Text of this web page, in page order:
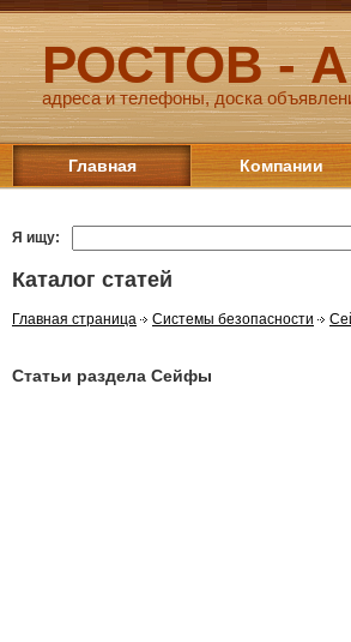
РОСТОВ -
адреса и телефоны, доска
Главная Компании
Я ищу:
Каталог статей
Главная страница Системы безопасности
Статьи раздела Сейфы